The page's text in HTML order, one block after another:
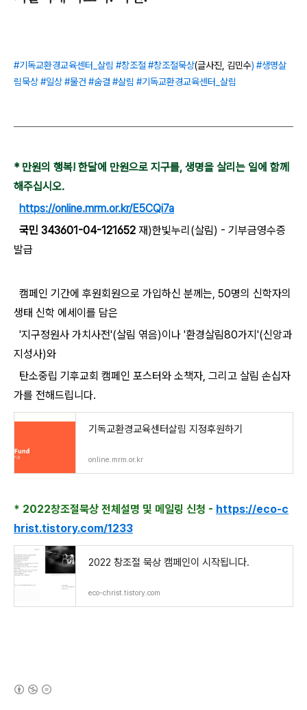
#기독교환경교육센터_살림 #창조절 #창조절묵상(글사진, 김민수) #생명살
림묵상#일상 #물건 #숨결 #살림 #기독교환경교육센터_살림
* 만원의 행복! 한달에 만원으로 지구를, 생명을 살리는 일에 함께
해주십시오.
https://online.mrm.or.kr/E5CQi7a
국민 343601-04-121652 재)한빛누리(살림) - 기부금영수증
발급
캠페인 기간에 후원회원으로 가입하신 분께는, 50명의 신학자의
생태 신학 에세이를 담은
'지구정원사 가치사전'(살림 엮음)이나 '환경살림80가지'(신앙과
지성사)와
탄소중립 기후교회 캠페인 포스터와 소책자, 그리고 살림 손십자
가를 전해드립니다.
기독교환경교육센터살림 지정후원하기
online.mrm.or.kr
* 2022창조절묵상 전체설명 및 메일링 신청 - https://eco-c
hrist.tistory.com/1233
2022 창조절 묵상 캠페인이 시작됩니다.
eco-christ.tistory.com